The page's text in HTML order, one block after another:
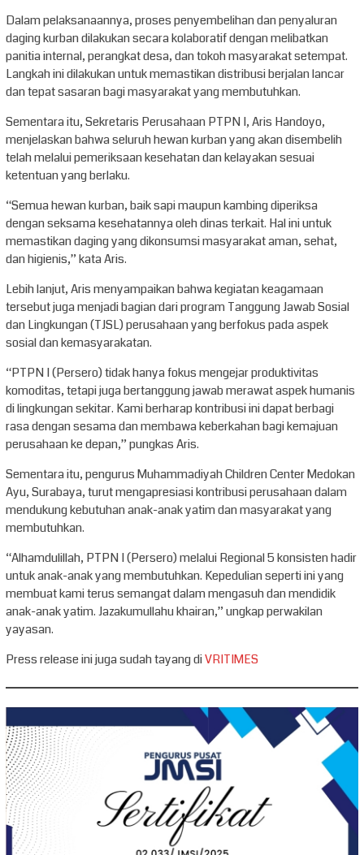
Dalam pelaksanaannya, proses penyembelihan dan penyaluran
daging kurban dilakukan secara kolaboratif dengan melibatkan
panitia internal, perangkat desa, dan tokoh masyarakat setempat.
Langkah ini dilakukan untuk memastikan distribusi berjalan lancar
dan tepat sasaran bagi masyarakat yang membutuhkan.
Sementara itu, Sekretaris Perusahaan PTPN I, Aris Handoyo,
menjelaskan bahwa seluruh hewan kurban yang akan disembelih
telah melalui pemeriksaan kesehatan dan kelayakan sesuai
ketentuan yang berlaku.
“Semua hewan kurban, baik sapi maupun kambing diperiksa
dengan seksama kesehatannya oleh dinas terkait. Hal ini untuk
memastikan daging yang dikonsumsi masyarakat aman, sehat,
dan higienis,” kata Aris.
Lebih lanjut, Aris menyampaikan bahwa kegiatan keagamaan
tersebut juga menjadi bagian dari program Tanggung Jawab Sosial
dan Lingkungan (TJSL) perusahaan yang berfokus pada aspek
sosial dan kemasyarakatan.
“PTPN I (Persero) tidak hanya fokus mengejar produktivitas
komoditas, tetapi juga bertanggung jawab merawat aspek humanis
di lingkungan sekitar. Kami berharap kontribusi ini dapat berbagi
rasa dengan sesama dan membawa keberkahan bagi kemajuan
perusahaan ke depan,” pungkas Aris.
Sementara itu, pengurus Muhammadiyah Children Center Medokan
Ayu, Surabaya, turut mengapresiasi kontribusi perusahaan dalam
mendukung kebutuhan anak-anak yatim dan masyarakat yang
membutuhkan.
“Alhamdulillah, PTPN I (Persero) melalui Regional 5 konsisten hadir
untuk anak-anak yang membutuhkan. Kepedulian seperti ini yang
membuat kami terus semangat dalam mengasuh dan mendidik
anak-anak yatim. Jazakumullahu khairan,” ungkap perwakilan
yayasan.
Press release ini juga sudah tayang diVRITIMES